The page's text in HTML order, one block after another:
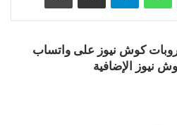
كوش نيوز على واتساب
نيوز الإضافية